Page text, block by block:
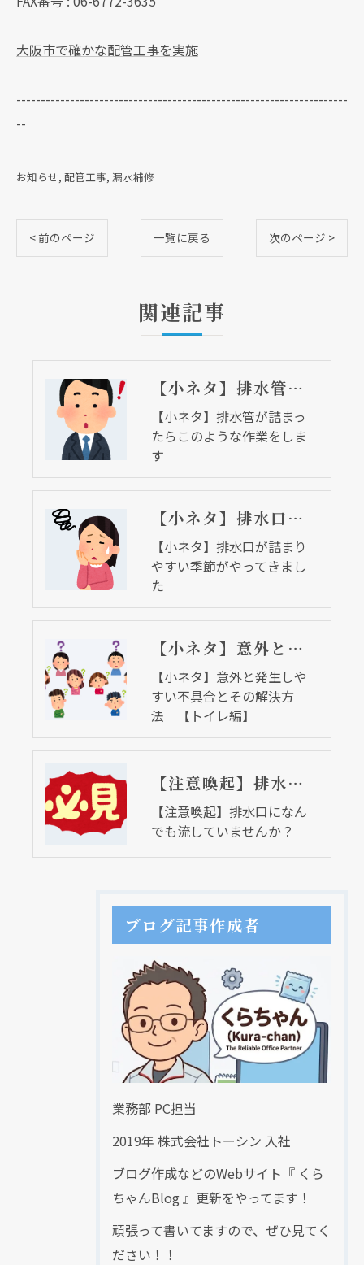
大阪市で確かな配管工事を実施
--------------------------------------------------------------------
--
お知らせ 配管工事 漏水補修
< 前のページ 一覧に戻る 次のページ >
関連記事
【小ネタ】排水管が詰まったらこのような作業をします
【小ネタ】排水管が詰まっ
たらこのような作業をしま
す
【小ネタ】排水口が詰まりやすい季節がやってきました
【小ネタ】排水口が詰まり
やすい季節がやってきまし
た
【小ネタ】意外と発生しやすい不具合とその解決方法 【トイレ編】
【小ネタ】意外と発生しや
すい不具合とその解決方
法 【トイレ編】
【注意喚起】排水口になんでも流していませんか？
【注意喚起】排水口になん
でも流していませんか？
ブログ記事作成者
業務部 PC担当
2019年 株式会社トーシン 入社
ブログ作成などのWebサイト『 くら
ちゃんBlog 』更新をやってます！
頑張って書いてますので、ぜひ見てく
ださい！！